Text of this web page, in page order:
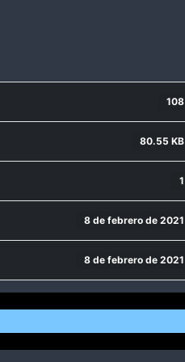
108
80.55 KB
1
8 de febrero de 2021
8 de febrero de 2021